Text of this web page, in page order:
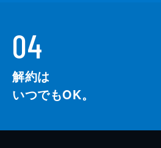
04
解約は
いつでもOK。